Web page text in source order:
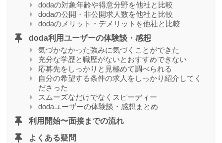
dodaの対象年齢や得意分野を他社と比較
dodaの公開・非公開求人数を他社と比較
dodaのメリット・デメリットを他社と比較
doda利用ユーザーの体験談・感想
気づかなかった強みに気づくことができた
充分な学歴と職歴がないとおすすめできない
応募先をしっかりと見極めて調べられる
自分の希望する条件の求人をしっかり紹介してく
ださった
スムーズなだけでなくスピーディー
dodaユーザーの体験談・感想まとめ
利用開始〜面接までの流れ
よくある疑問